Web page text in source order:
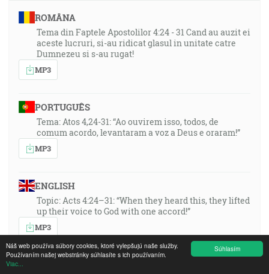
Súhlasím
Náš web používa súbory cookies, ktoré vylepšujú naše služby.
Používaním našej webstránky súhlasíte s ich používaním.
Viac...
ROMÂNA
Tema din Faptele Apostolilor 4:24 - 31 Cand au auzit ei
aceste lucruri, si-au ridicat glasul in unitate catre
Dumnezeu si s-au rugat!
MP3
PORTUGUÊS
Tema: Atos 4,24-31: “Ao ouvirem isso, todos, de
comum acordo, levantaram a voz a Deus e oraram!”
MP3
ENGLISH
Topic: Acts 4:24–31: “When they heard this, they lifted
up their voice to God with one accord!”
MP3